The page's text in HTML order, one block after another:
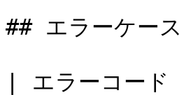
## エラーケース
| エラーコー